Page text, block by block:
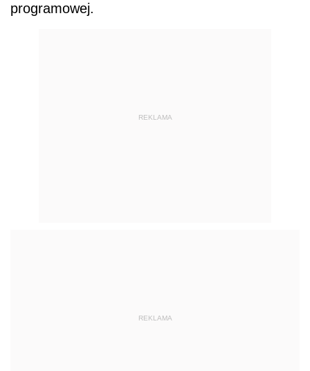
programowej.
REKLAMA
REKLAMA